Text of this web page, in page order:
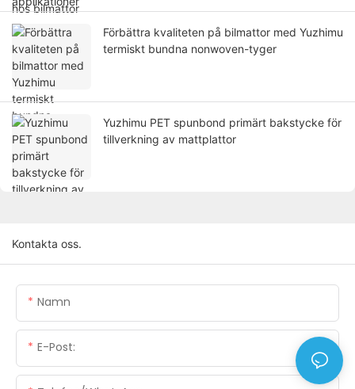
Förbättra kvaliteten på bilmattor med Yuzhimu
termiskt bundna nonwoven-tyger
Yuzhimu PET spunbond primärt bakstycke för
tillverkning av mattplattor
Kontakta oss.
Namn
E-Post: